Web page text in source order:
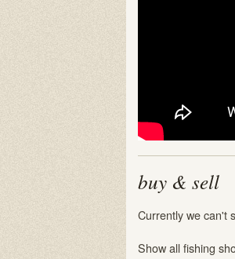
buy & sell
Currently we can't
Show all fishing